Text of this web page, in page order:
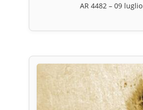
AR 4482 – 09 luglio